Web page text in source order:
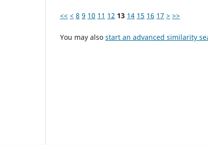
<< < 8 9 10 11 12 13 14 15 16 17 > >>
You may also start an advanced similarity